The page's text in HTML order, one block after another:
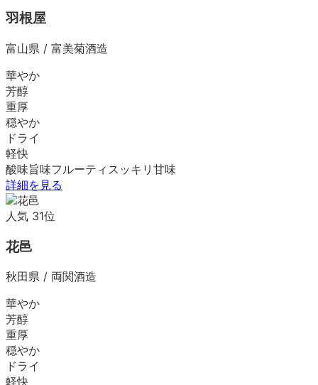
羽根屋
富山県 / 富美菊酒造
華やか
芳醇
重厚
穏やか
ドライ
軽快
酸味旨味フルーティ スッキリ 甘味
詳細を見る
人気 31位
花邑
秋田県 / 両関酒造
華やか
芳醇
重厚
穏やか
ドライ
軽快